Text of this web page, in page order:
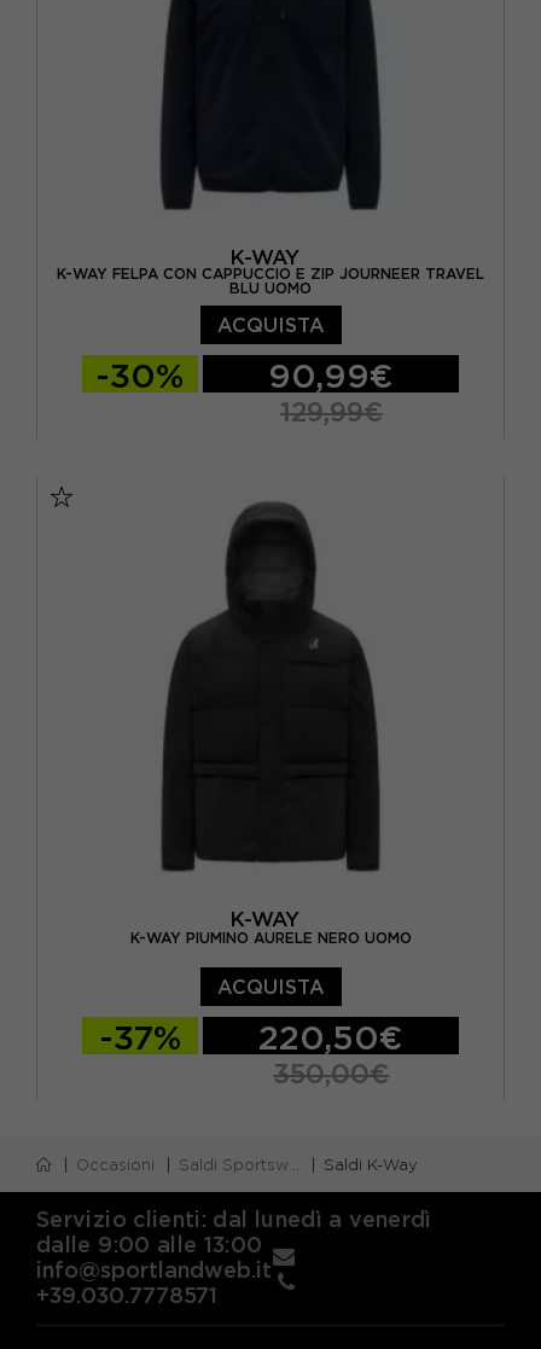
K-WAY
K-WAY FELPA CON CAPPUCCIO E ZIP JOURNEER TRAVEL
BLU UOMO
ACQUISTA
-30% 90,99€
129,99€
K-WAY
K-WAY PIUMINO AURELE NERO UOMO
ACQUISTA
-37% 220,50€
350,00€
Occasioni Saldi Sportswear Saldi K-Way
Servizio clienti: dal lunedì a venerdì
dalle 9:00 alle 13:00
info@sportlandweb.it
+39.030.7778571